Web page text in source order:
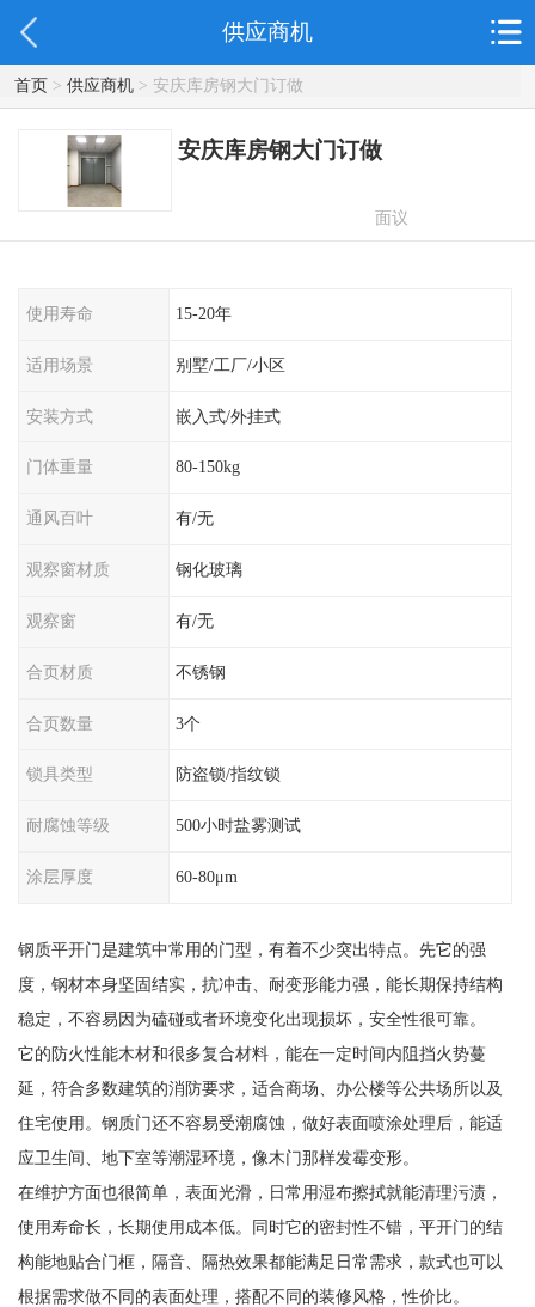
供应商机
首页> 供应商机> 安庆库房钢大门订做
安庆库房钢大门订做
面议
使用寿命 15-20年
适用场景 别墅/工厂/小区
安装方式 嵌入式/外挂式
门体重量 80-150kg
通风百叶 有/无
观察窗材质 钢化玻璃
观察窗 有/无
合页材质 不锈钢
合页数量 3个
锁具类型 防盗锁/指纹锁
耐腐蚀等级 500小时盐雾测试
涂层厚度 60-80μm
钢质平开门是建筑中常用的门型，有着不少突出特点。先它的强
度，钢材本身坚固结实，抗冲击、耐变形能力强，能长期保持结构
稳定，不容易因为磕碰或者环境变化出现损坏，安全性很可靠。
它的防火性能木材和很多复合材料，能在一定时间内阻挡火势蔓
延，符合多数建筑的消防要求，适合商场、办公楼等公共场所以及
住宅使用。钢质门还不容易受潮腐蚀，做好表面喷涂处理后，能适
应卫生间、地下室等潮湿环境，像木门那样发霉变形。
在维护方面也很简单，表面光滑，日常用湿布擦拭就能清理污渍，
使用寿命长，长期使用成本低。同时它的密封性不错，平开门的结
构能地贴合门框，隔音、隔热效果都能满足日常需求，款式也可以
根据需求做不同的表面处理，搭配不同的装修风格，性价比。